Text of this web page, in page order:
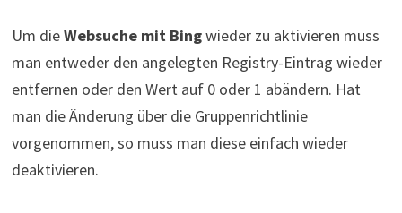
Um dieWebsuche mit Bingwieder zu aktivieren muss
man entweder den angelegten Registry-Eintrag wieder
entfernen oder den Wert auf 0 oder 1 abändern. Hat
man die Änderung über die Gruppenrichtlinie
vorgenommen, so muss man diese einfach wieder
deaktivieren.